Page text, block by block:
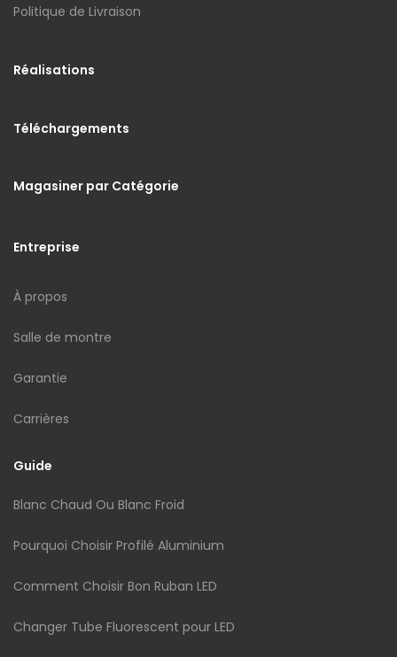
Politique de Livraison
Réalisations
Téléchargements
Magasiner par Catégorie
Entreprise
À propos
Salle de montre
Garantie
Carrières
Guide
Blanc Chaud Ou Blanc Froid
Pourquoi Choisir Profilé Aluminium
Comment Choisir Bon Ruban LED
Changer Tube Fluorescent pour LED